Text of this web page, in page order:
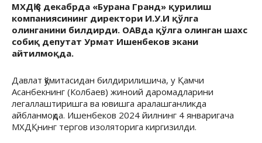
МХДҚ 8 декабрда «Бурана Гранд» қурилиш
компаниясининг директори И.У.И қўлга
олинганини билдирди. ОАВда қўлга олинган шахс
собиқ депутат Урмат Ишенбеков экани
айтилмоқда.
Давлат қўмитасидан билдирилишича, у Қамчи
Асанбекнинг (Колбаев) жиноий даромадларини
легаллаштиришга ва ювишга аралашганликда
айбланмоқда. Ишенбеков 2024 йилнинг 4 январигача
МХДҚнинг тергов изоляторига киргизилди.